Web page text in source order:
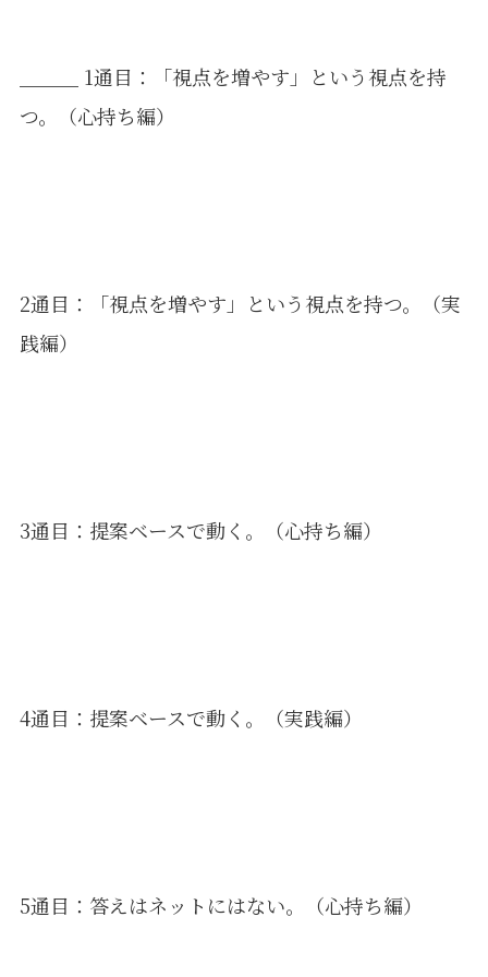
1通目：「視点を増やす」という視点を持
つ。（心持ち編）
2通目：「視点を増やす」という視点を持つ。（実
践編）
3通目：提案ベースで動く。（心持ち編）
4通目：提案ベースで動く。（実践編）
5通目：答えはネットにはない。（心持ち編）